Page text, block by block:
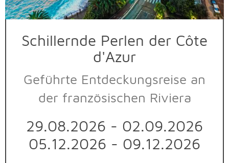
Schillernde Perlen der Côte
d'Azur
Geführte Entdeckungsreise an
der französischen Riviera
29.08.2026 - 02.09.2026
05.12.2026 - 09.12.2026